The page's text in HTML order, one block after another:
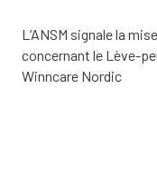
L’ANSM signale la
concernant le Lève-
Winncare Nordic